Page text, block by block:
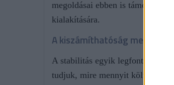
megoldásai ebben is támogatást
kialakítására.
A kiszámíthatóság
A stabilitás egyik legfontosabb
tudjuk, mire mennyit költünk, és